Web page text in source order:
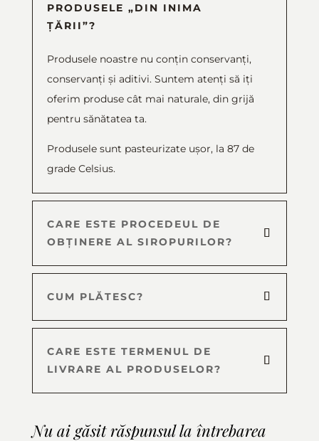
PRODUSELE „DIN INIMA
ȚĂRII”?
Produsele noastre nu conțin conservanți,
conservanți și aditivi. Suntem atenți să iți
oferim produse cât mai naturale, din grijă
pentru sănătatea ta.
Produsele sunt pasteurizate ușor, la 87 de
grade Celsius.
CARE ESTE PROCEDEUL DE
OBȚINERE AL SIROPURILOR?
CUM PLĂTESC?
CARE ESTE TERMENUL DE
LIVRARE AL PRODUSELOR?
Nu ai găsit răspunsul la întrebarea